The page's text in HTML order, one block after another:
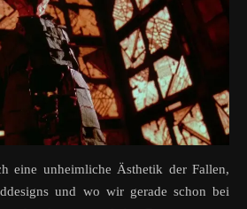
eine unheimliche Ästhetik der Fallen,
und wo wir gerade schon bei